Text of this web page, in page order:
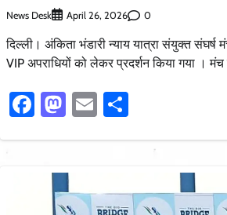
News Desk April 26, 2026 0
दिल्ली। अंकिता भंडारी न्याय यात्रा संयुक्त संघर्ष
VIP अपराधियों को लेकर प्रदर्शन किया गया ।
Facebook
Mastodon
Email